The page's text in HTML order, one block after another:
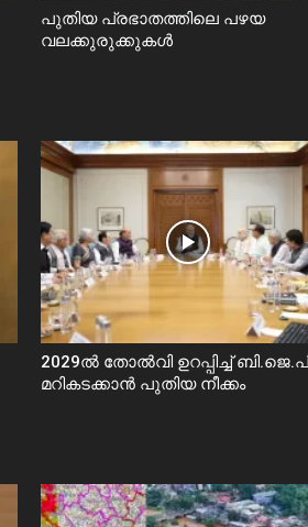
പുതിയ പ്രഭാതത്തിലെ പഴയ
വലക്കുരുക്കുകൾ
2029ൽ തോല്‍വി ഉറപ്പിച്ച്
മറികടക്കാൻ പുതിയ നീക്കം